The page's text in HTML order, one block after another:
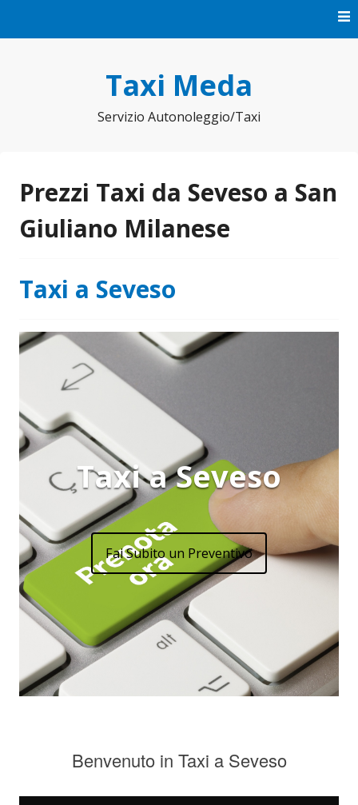
Taxi Meda
Servizio Autonoleggio/Taxi
Prezzi Taxi da Seveso a San
Giuliano Milanese
Taxi a Seveso
Taxi a Seveso
Fai Subito un Preventivo
Benvenuto in Taxi a Seveso